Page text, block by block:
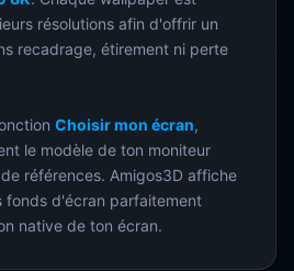
résolutions afin d'offrir un
recadrage, étirement ni perte
Choisir mon écran,
le modèle de ton moniteur
références. Amigos3D affiche
fonds d'écran parfaitement
native de ton écran.